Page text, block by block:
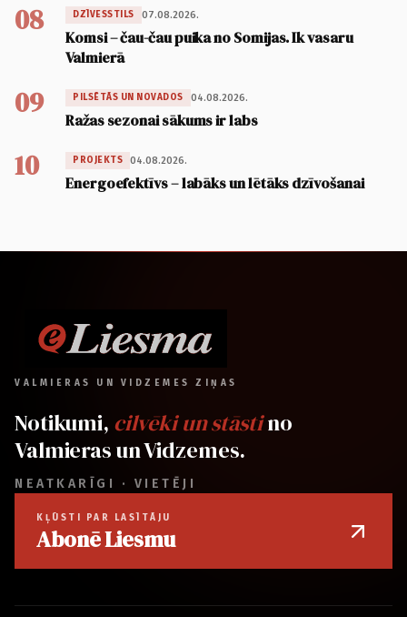
08 DZĪVESSTILS 07.08.2026.
Komsi – čau-čau puika no Somijas. Ik vasaru
Valmierā
09 PILSĒTĀS UN NOVADOS 04.08.2026.
Ražas sezonai sākums ir labs
10 PROJEKTS 04.08.2026.
Energoefektīvs – labāks un lētāks dzīvošanai
VALMIERAS UN VIDZEMES ZIŅAS
Notikumi, cilvēki un stāstino
Valmieras un Vidzemes.
NEATKARĪGI · VIETĒJI
KĻŪSTI PAR LASĪTĀJU
Abonē Liesmu